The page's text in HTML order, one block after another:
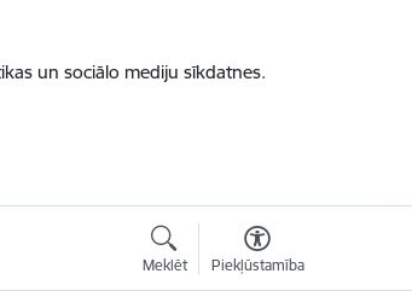
un sociālo mediju sīkdatnes.
Meklēt Piekļūstamība